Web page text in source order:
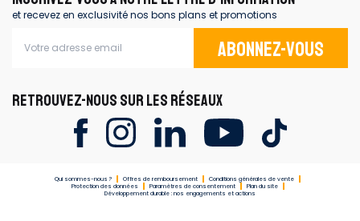
et recevez en exclusivité nos bons plans et promotions
Abonnez-vous
RETROUVEZ-NOUS SUR LES RÉSEAUX
Qui sommes-nous ? Offres de remboursement
Conditions générales de vente
Protection des données
Paramètres de consentement
Plan du site
Développement durable : nos engagements et actions